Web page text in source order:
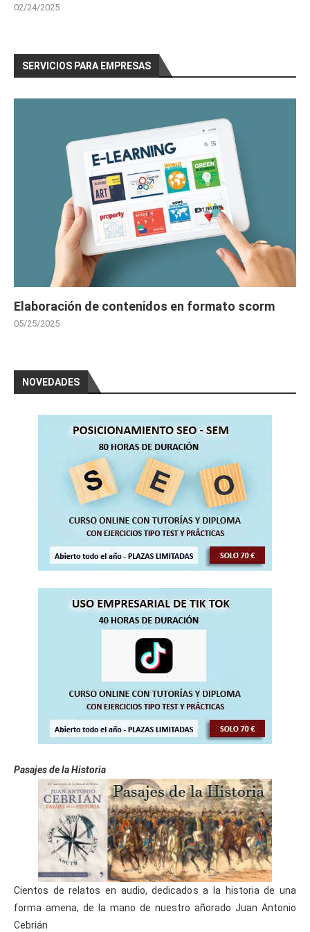
02/24/2025
SERVICIOS PARA EMPRESAS
Elaboración de contenidos en formato scorm
05/25/2025
NOVEDADES
Pasajes de la Historia
Cientos de relatos en audio, dedicados a la historia de una
forma amena, de la mano de nuestro añorado Juan Antonio
Cebrián